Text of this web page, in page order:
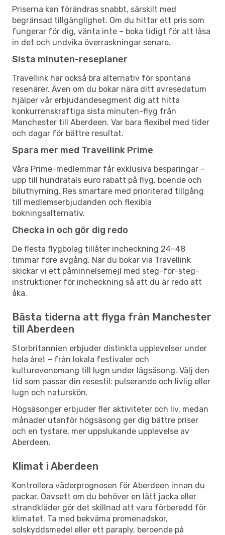
Priserna kan förändras snabbt, särskilt med
begränsad tillgänglighet. Om du hittar ett pris som
fungerar för dig, vänta inte – boka tidigt för att låsa
in det och undvika överraskningar senare.
Sista minuten-reseplaner
Travellink har också bra alternativ för spontana
resenärer. Även om du bokar nära ditt avresedatum
hjälper vår erbjudandesegment dig att hitta
konkurrenskraftiga sista minuten-flyg från
Manchester till Aberdeen. Var bara flexibel med tider
och dagar för bättre resultat.
Spara mer med Travellink Prime
Våra Prime-medlemmar får exklusiva besparingar –
upp till hundratals euro rabatt på flyg, boende och
biluthyrning. Res smartare med prioriterad tillgång
till medlemserbjudanden och flexibla
bokningsalternativ.
Checka in och gör dig redo
De flesta flygbolag tillåter incheckning 24–48
timmar före avgång. När du bokar via Travellink
skickar vi ett påminnelsemejl med steg-för-steg-
instruktioner för incheckning så att du är redo att
åka.
Bästa tiderna att flyga från Manchester
till Aberdeen
Storbritannien erbjuder distinkta upplevelser under
hela året – från lokala festivaler och
kulturevenemang till lugn under lågsäsong. Välj den
tid som passar din resestil: pulserande och livlig eller
lugn och naturskön.
Högsäsonger erbjuder fler aktiviteter och liv, medan
månader utanför högsäsong ger dig bättre priser
och en tystare, mer uppslukande upplevelse av
Aberdeen.
Klimat i Aberdeen
Kontrollera väderprognosen för Aberdeen innan du
packar. Oavsett om du behöver en lätt jacka eller
strandkläder gör det skillnad att vara förberedd för
klimatet. Ta med bekväma promenadskor,
solskyddsmedel eller ett paraply, beroende på